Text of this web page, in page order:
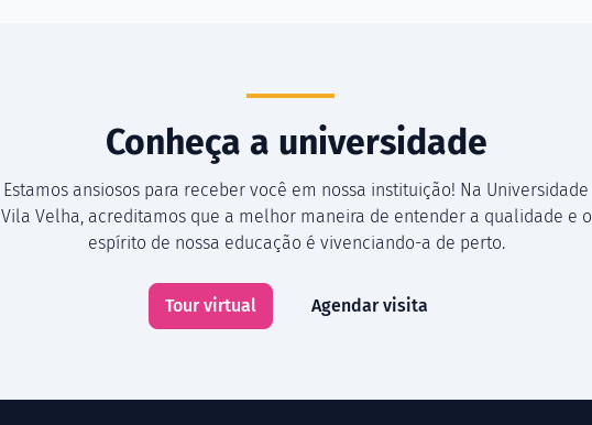
Conheça a universidade
Estamos ansiosos para receber você em nossa instituição! Na Universidade
Vila Velha, acreditamos que a melhor maneira de entender a qualidade e o
espírito de nossa educação é vivenciando-a de perto.
Tour virtual Agendar visita